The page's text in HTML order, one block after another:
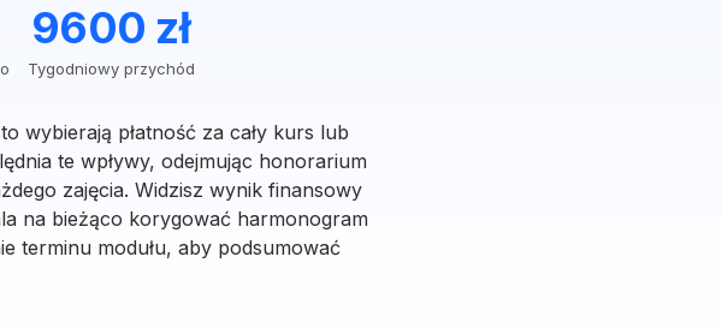
9600 zł
Tygodniowy przychód
wybierają płatność za cały kurs lub
te wpływy, odejmując honorarium
zajęcia. Widzisz wynik finansowy
na bieżąco korygować harmonogram
terminu modułu, aby podsumować